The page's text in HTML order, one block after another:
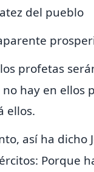
del pueblo
profetas
hay en ellos
ellos.
así ha dicho
Porque